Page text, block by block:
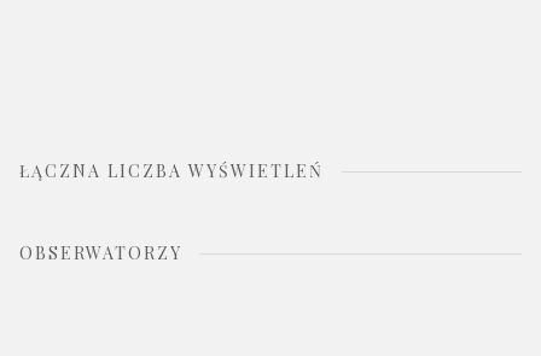
ŁĄCZNA LICZBA WYŚWIETLEŃ
OBSERWATORZY